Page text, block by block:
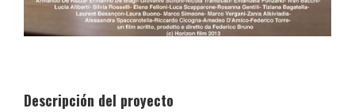
Descripción del proyecto